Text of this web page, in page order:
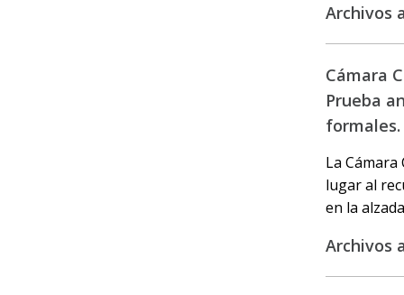
Archivos
Cámara
Prueba
La Cámara
lugar al
en la
Archivos